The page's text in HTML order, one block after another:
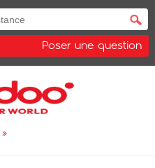
Poser une question
»